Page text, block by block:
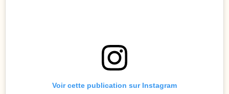
Voir cette publication sur Instagram